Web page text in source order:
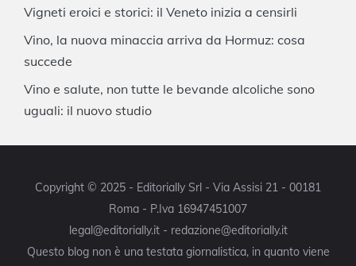
Vigneti eroici e storici: il Veneto inizia a censirli
Vino, la nuova minaccia arriva da Hormuz: cosa
succede
Vino e salute, non tutte le bevande alcoliche sono
uguali: il nuovo studio
Copyright © 2025 - Editorially Srl - Via Assisi 21 - 00181
Roma - P.Iva 16947451007
legal@editorially.it - redazione@editorially.it
Questo blog non è una testata giornalistica, in quanto viene